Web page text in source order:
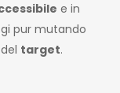
e in
pur mutando
target.